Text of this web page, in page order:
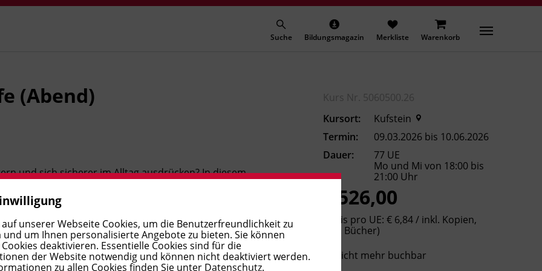
Suche Bildungsmagazin Merkliste Warenkorb
(Abend)
und sich sicherer im Alltag ausdrücken? In diesem
verschiedenen Themen, von Urlaubsplanungen bis
lernen Texte zu strukturieren
Gesprächssituationen souverän aufzutreten.
und Geräte, Reklamation, Werbung, Ereignisse im
Kurs Nr. 5060500.26
Kursort:
Kufstein
Termin:
09.03.2026 bis 10.06.2026
Dauer:
77 UE
Mo und Mi von 18:00 bis
21:00 Uhr
€ 526,00
(Preis pro UE: € 6,84 / inkl. Kopien,
exkl. Bücher)
Nicht mehr buchbar
unserer Webseite Cookies, um die Benutzerfreundlichkeit zu
und um Ihnen personalisierte Angebote zu bieten. Sie können
deaktivieren. Essentielle Cookies sind für die
der Website notwendig und können nicht deaktiviert werden.
zu allen Cookies finden Sie unter Datenschutz.